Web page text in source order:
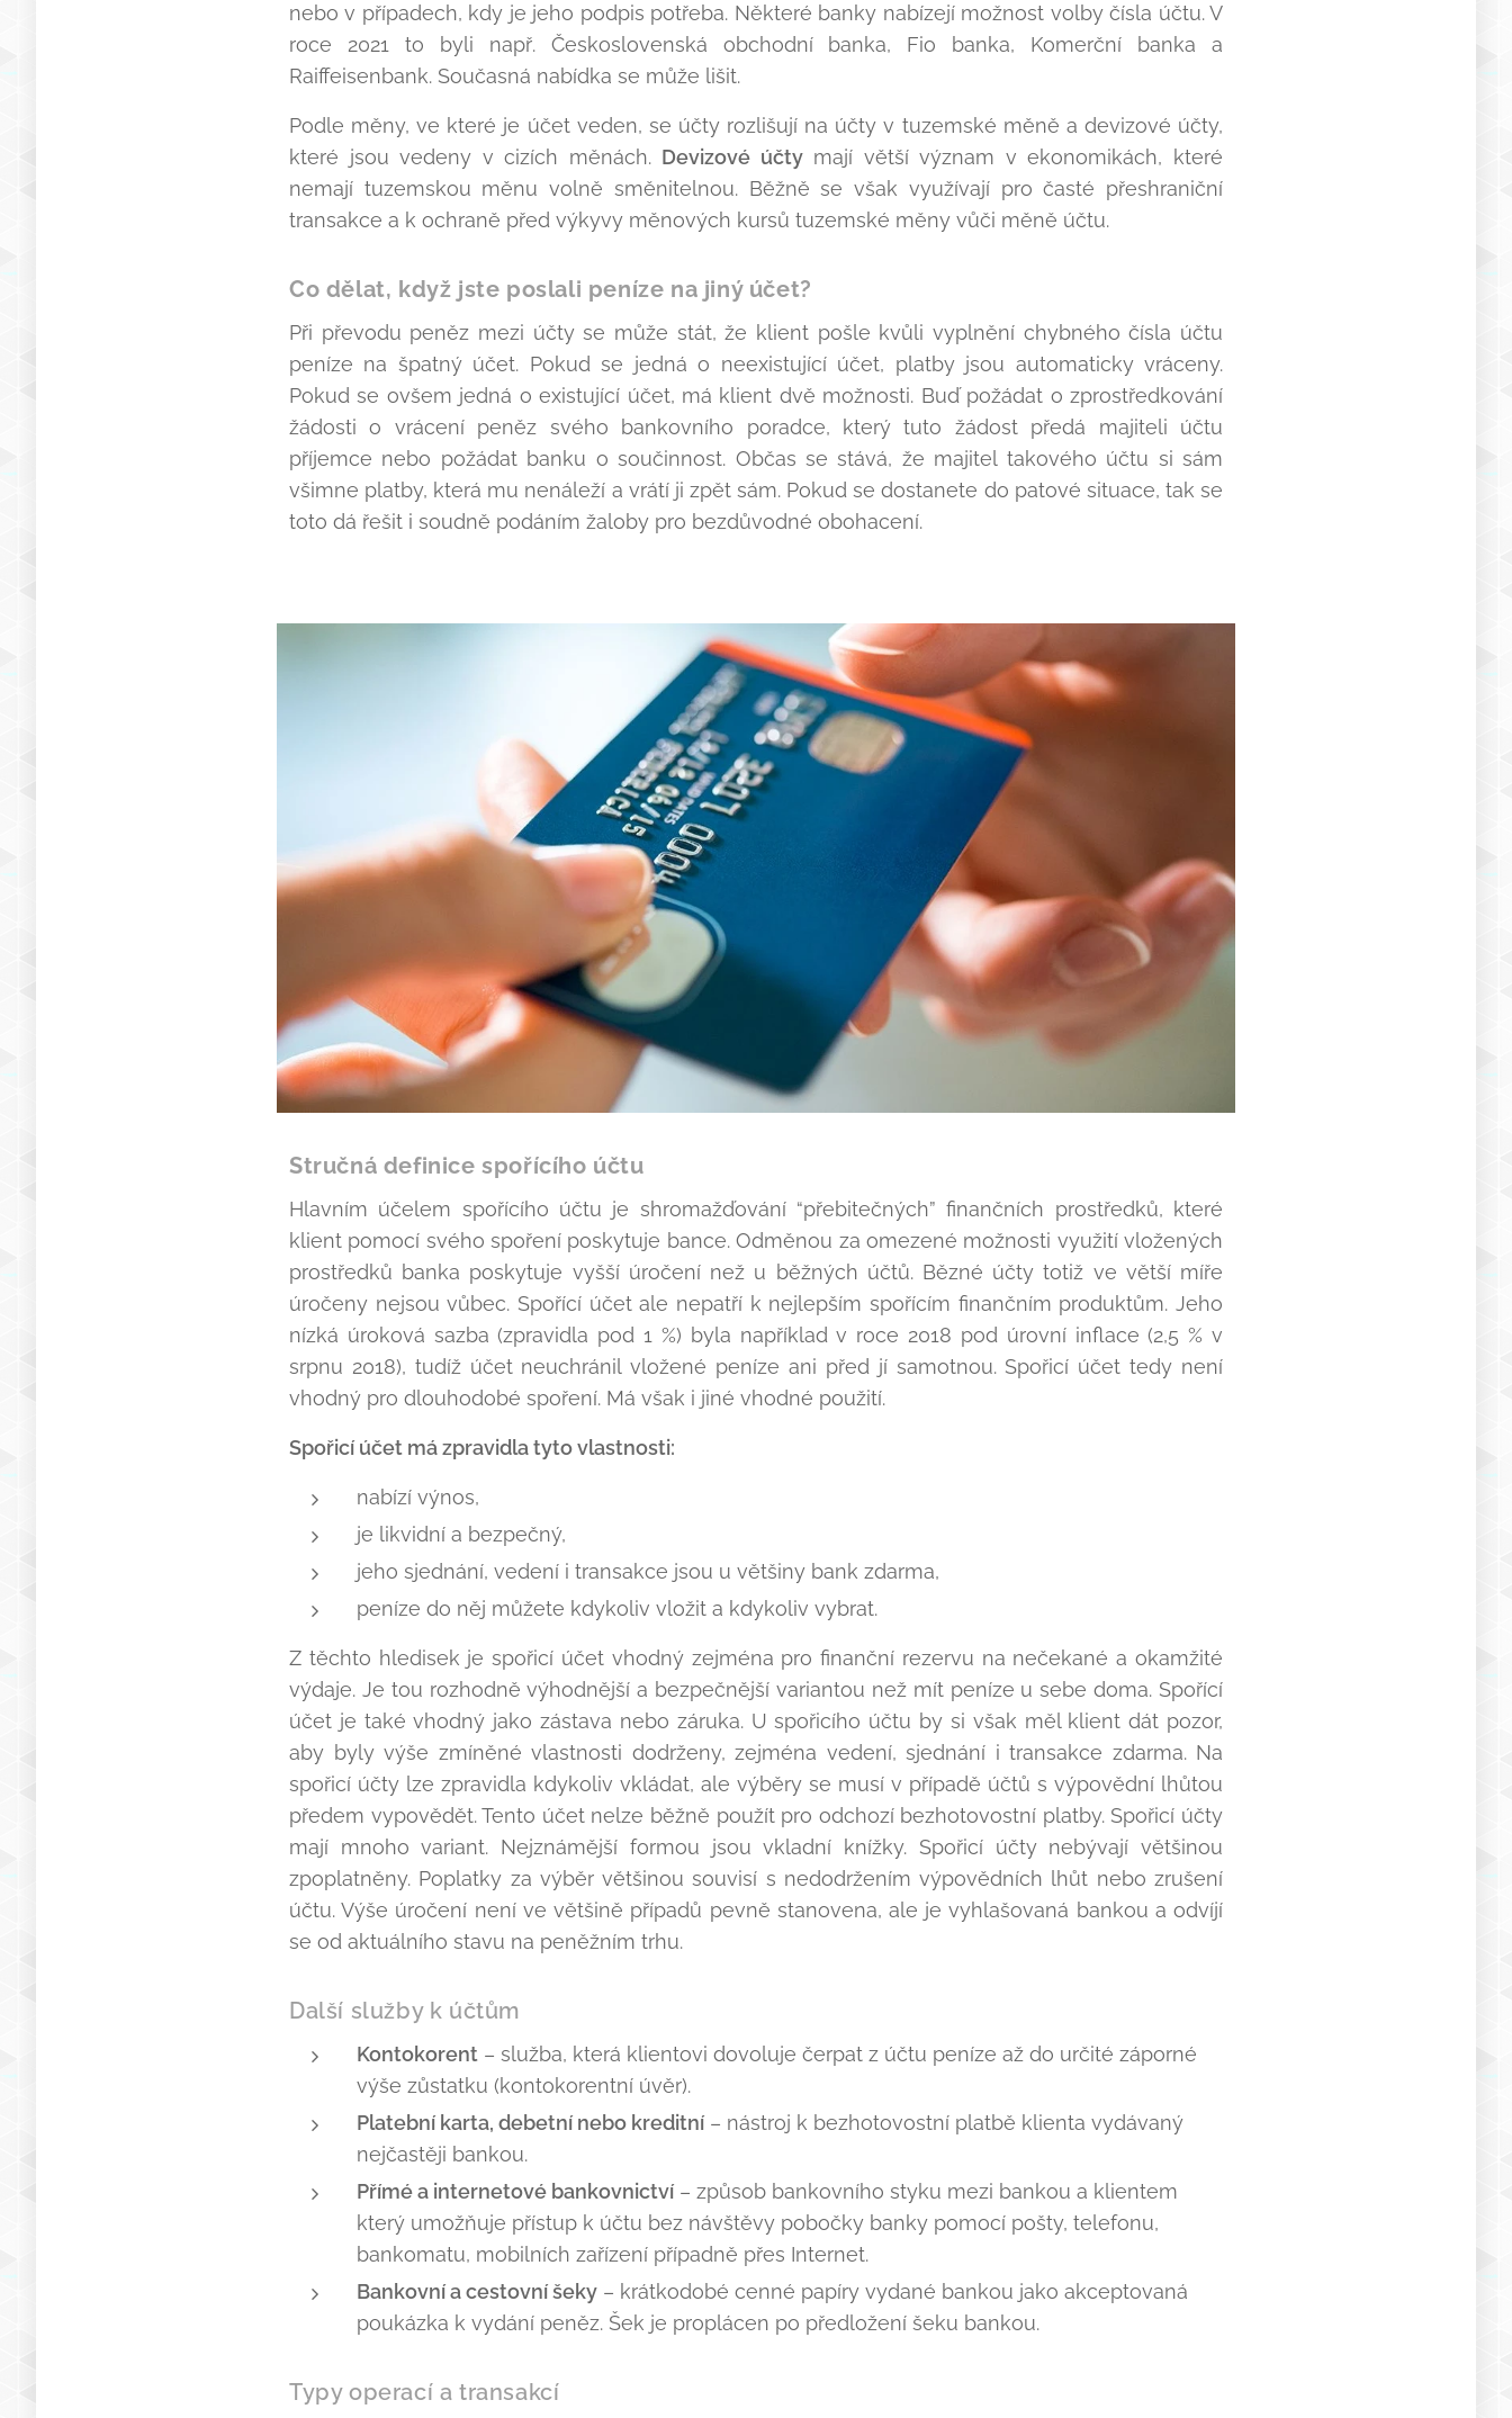
nebo v případech, kdy je jeho podpis potřeba. Některé banky nabízejí možnost volby čísla účtu. V
roce 2021 to byli např. Československá obchodní banka, Fio banka, Komerční banka a
Raiffeisenbank. Současná nabídka se může lišit.
Podle měny, ve které je účet veden, se účty rozlišují na účty v tuzemské měně a devizové účty,
které jsou vedeny v cizích měnách. Devizové účtymají větší význam v ekonomikách, které
nemají tuzemskou měnu volně směnitelnou. Běžně se však využívají pro časté přeshraniční
transakce a k ochraně před výkyvy měnových kursů tuzemské měny vůči měně účtu.
Co dělat, když jste poslali peníze na jiný účet?
Při převodu peněz mezi účty se může stát, že klient pošle kvůli vyplnění chybného čísla účtu
peníze na špatný účet. Pokud se jedná o neexistující účet, platby jsou automaticky vráceny.
Pokud se ovšem jedná o existující účet, má klient dvě možnosti. Buď požádat o zprostředkování
žádosti o vrácení peněz svého bankovního poradce, který tuto žádost předá majiteli účtu
příjemce nebo požádat banku o součinnost. Občas se stává, že majitel takového účtu si sám
všimne platby, která mu nenáleží a vrátí ji zpět sám. Pokud se dostanete do patové situace, tak se
toto dá řešit i soudně podáním žaloby pro bezdůvodné obohacení.
Stručná definice spořícího účtu
Hlavním účelem spořícího účtu je shromažďování “přebitečných” finančních prostředků, které
klient pomocí svého spoření poskytuje bance. Odměnou za omezené možnosti využití vložených
prostředků banka poskytuje vyšší úročení než u běžných účtů. Bězné účty totiž ve větší míře
úročeny nejsou vůbec. Spořící účet ale nepatří k nejlepším spořícím finančním produktům. Jeho
nízká úroková sazba (zpravidla pod 1 %) byla například v roce 2018 pod úrovní inflace (2,5 % v
srpnu 2018), tudíž účet neuchránil vložené peníze ani před jí samotnou. Spořicí účet tedy není
vhodný pro dlouhodobé spoření. Má však i jiné vhodné použití.
Spořicí účet má zpravidla tyto vlastnosti:
nabízí výnos,
je likvidní a bezpečný,
jeho sjednání, vedení i transakce jsou u většiny bank zdarma,
peníze do něj můžete kdykoliv vložit a kdykoliv vybrat.
Z těchto hledisek je spořicí účet vhodný zejména pro finanční rezervu na nečekané a okamžité
výdaje. Je tou rozhodně výhodnější a bezpečnější variantou než mít peníze u sebe doma. Spořící
účet je také vhodný jako zástava nebo záruka. U spořicího účtu by si však měl klient dát pozor,
aby byly výše zmíněné vlastnosti dodrženy, zejména vedení, sjednání i transakce zdarma. Na
spořicí účty lze zpravidla kdykoliv vkládat, ale výběry se musí v případě účtů s výpovědní lhůtou
předem vypovědět. Tento účet nelze běžně použít pro odchozí bezhotovostní platby. Spořicí účty
mají mnoho variant. Nejznámější formou jsou vkladní knížky. Spořicí účty nebývají většinou
zpoplatněny. Poplatky za výběr většinou souvisí s nedodržením výpovědních lhůt nebo zrušení
účtu. Výše úročení není ve většině případů pevně stanovena, ale je vyhlašovaná bankou a odvíjí
se od aktuálního stavu na peněžním trhu.
Další služby k účtům
Kontokorent – služba, která klientovi dovoluje čerpat z účtu peníze až do určité záporné
výše zůstatku (kontokorentní úvěr).
Platební karta, debetní nebo kreditní – nástroj k bezhotovostní platbě klienta vydávaný
nejčastěji bankou.
Přímé a internetové bankovnictví – způsob bankovního styku mezi bankou a klientem
který umožňuje přístup k účtu bez návštěvy pobočky banky pomocí pošty, telefonu,
bankomatu, mobilních zařízení případně přes Internet.
Bankovní a cestovní šeky – krátkodobé cenné papíry vydané bankou jako akceptovaná
poukázka k vydání peněz. Šek je proplácen po předložení šeku bankou.
Typy operací a transakcí